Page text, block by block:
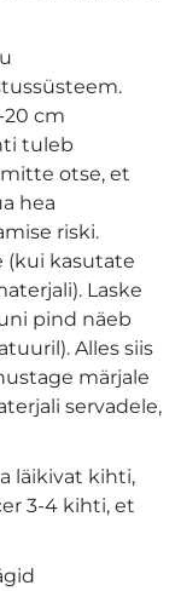
20 cm
tuleb
otse, et
hea
riski.
(kui kasutate
Laske
pind näeb
Alles siis
märjale
servadele,
läikivat kihti,
3-4 kihti, et